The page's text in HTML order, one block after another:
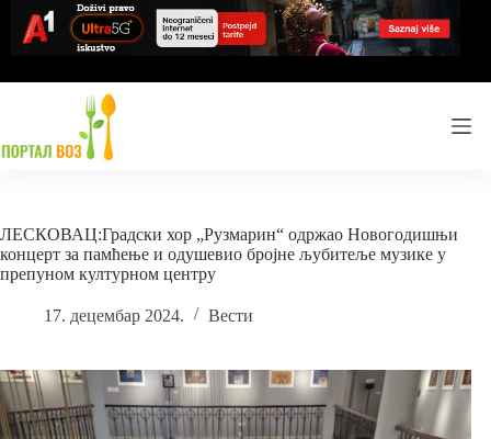
content
ЛЕСКОВАЦ:Градски хор „Рузмарин“ одржао Новогодишњи
концерт за памћење и одушевио бројне љубитеље музике у
препуном културном центру
17. децембар 2024. Вести